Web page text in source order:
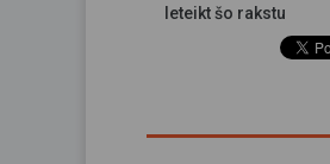
Ieteikt šo rakstu